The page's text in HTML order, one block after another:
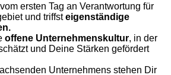
ersten Tag an Verantwortung für
und triffsteigenständige
offene Unternehmenskultur, in der
und Deine Stärken gefördert
Unternehmens stehen Dir